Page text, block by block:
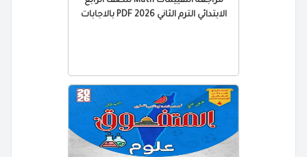
الابتدائي الترم الثاني 2026 PDF بالاجابات